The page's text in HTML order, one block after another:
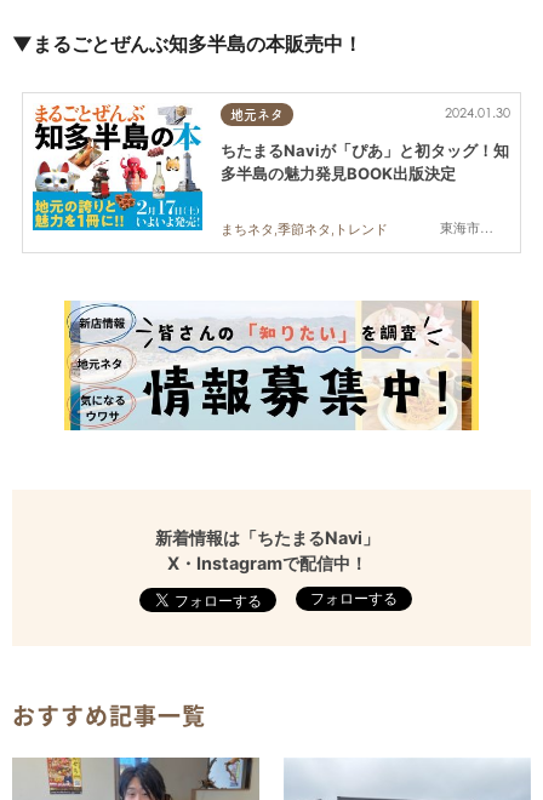
▼まるごとぜんぶ知多半島の本販売中！
地元ネタ
東海市,大府市,知多市,東浦町,阿久比町,半田市,常滑市,武豊町,美浜町,南知多町
2024.01.30
ちたまるNaviが「ぴあ」と初タッグ！知
多半島の魅力発見BOOK出版決定
まちネタ,季節ネタ,トレンド
新着情報は「ちたまるNavi」
X・Instagramで配信中！
フォローする
おすすめ記事一覧